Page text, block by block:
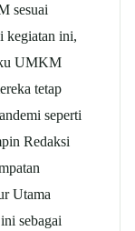
sesuai
kegiatan ini,
UMKM
tetap
seperti
Redaksi
Utama
sebagai